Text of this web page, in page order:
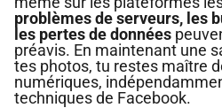
problèmes de serveurs, les
les pertes de données
préavis. En maintenant une
tes photos, tu restes maître
numériques,
techniques de Facebook.